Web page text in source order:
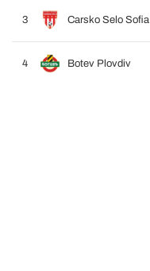
3 Carsko Selo Sofia
4 Botev Plovdiv